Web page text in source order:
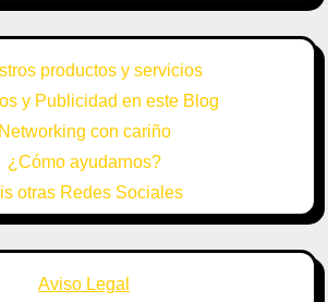
productos y servicios
y Publicidad en este Blog
Networking con cariño
¿Cómo ayudarnos?
otras Redes Sociales
Aviso Legal